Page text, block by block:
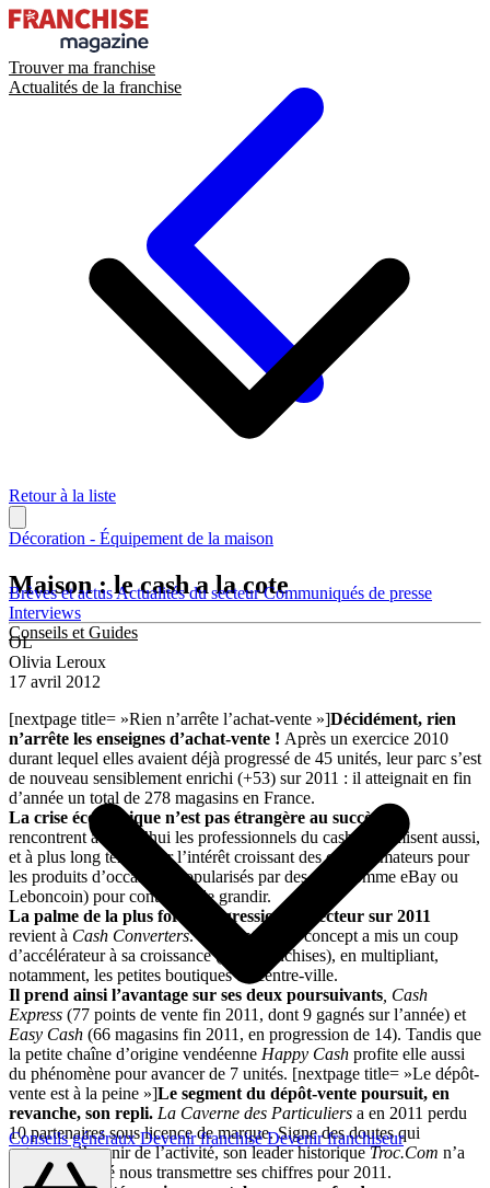
Trouver ma franchise
Actualités de la franchise
Brèves et actusActualités du secteurCommuniqués de presse
Interviews
Conseils et Guides
Conseils générauxDevenir franchiséDevenir franchiseur
Retour à la liste
Décoration - Équipement de la maison
Maison : le cash a la cote
OL
Olivia Leroux
17 avril 2012
[nextpage title= »Rien n’arrête l’achat-vente »]Décidément, rien
n’arrête les enseignes d’achat-vente ! Après un exercice 2010
durant lequel elles avaient déjà progressé de 45 unités, leur parc s’est
de nouveau sensiblement enrichi (+53) sur 2011 : il atteignait en fin
d’année un total de 278 magasins en France.
La crise économique n’est pas étrangère au succès
que
rencontrent aujourd’hui les professionnels du cash. Qui misent aussi,
et à plus long terme, sur l’intérêt croissant des consommateurs pour
les produits d’occasion (popularisés par des sites comme eBay ou
Leboncoin) pour continuer de grandir.
La palme de la plus forte progression du secteur sur 2011
revient à Cash Converters. L’inventeur du concept a mis un coup
d’accélérateur à sa croissance (+ 24 franchises), en multipliant,
notamment, les petites boutiques de centre-ville.
Il prend ainsi l’avantage sur ses deux poursuivants , Cash
Express (77 points de vente fin 2011, dont 9 gagnés sur l’année) et
Easy Cash (66 magasins fin 2011, en progression de 14). Tandis que
la petite chaîne d’origine vendéenne Happy Cash profite elle aussi
du phénomène pour avancer de 7 unités. [nextpage title= »Le dépôt-
vente est à la peine »]Le segment du dépôt-vente poursuit, en
revanche, son repli. La Caverne des Particuliers a en 2011 perdu
10 partenaires sous licence de marque. Signe des doutes qui
entourent l’avenir de l’activité, son leader historiqueTroc.Com n’a
lui pas souhaité nous transmettre ses chiffres pour 2011.